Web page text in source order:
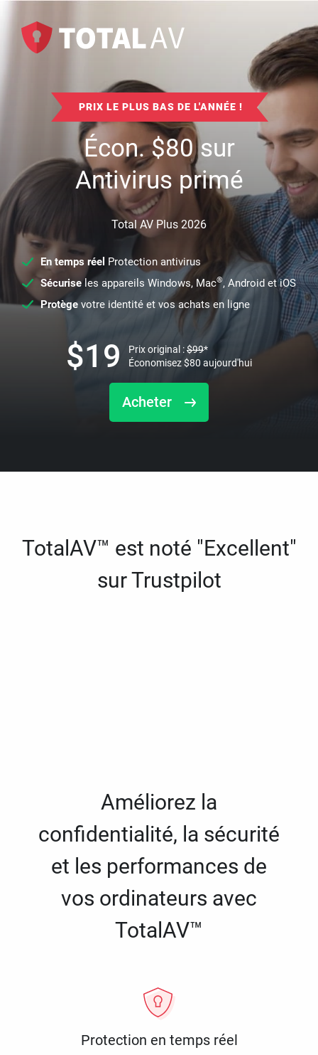
PRIX LE PLUS BAS DE L'ANNÉE !
Écon.$80sur
Antivirus primé
Total AV Plus 2026
En temps réel Protection antivirus
Sécuriseles appareils Windows, Mac®, Android et iOS
Protège votre identité et vos achats en ligne
Acheter
$19 Prix original :$99*
Économisez$80 aujourd'hui
TotalAV™ est noté "Excellent"
sur Trustpilot
Améliorez la
confidentialité, la sécurité
et les performances de
vos ordinateurs avec
TotalAV™
Protection en temps réel